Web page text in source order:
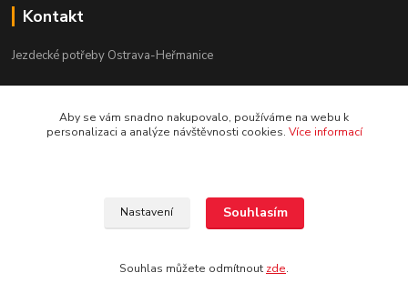
Kontakt
Jezdecké potřeby Ostrava-Heřmanice
Po-Pá 9:30 - 17:30
Aby se vám snadno nakupovalo, používáme na webu k
personalizaci a analýze návštěvnosti cookies. Více informací
Nastavení Souhlasím
Souhlas můžete odmítnout zde.